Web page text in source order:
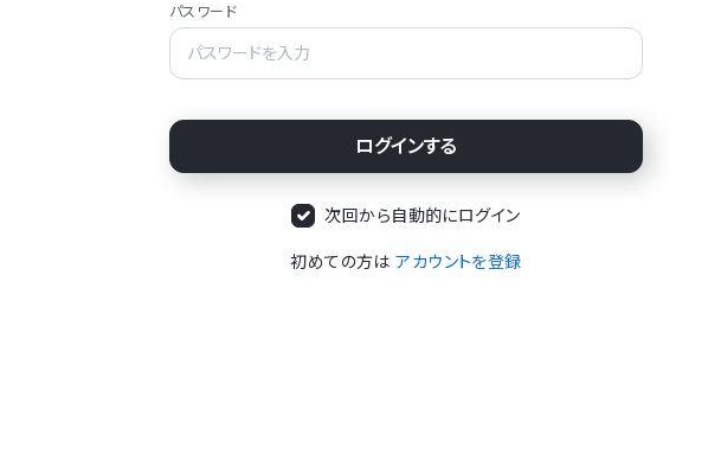
パスワード
次回から自動的にログイン
初めての方はアカウントを登録